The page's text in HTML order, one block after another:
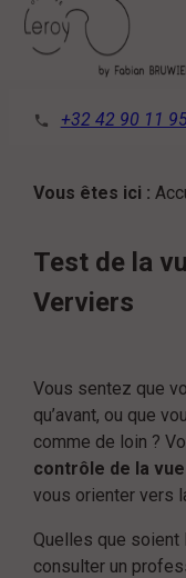
phone +32 42 90 11
Vous êtes ici :
Test de la
Verviers
Vous sentez que
qu’avant, ou que
comme de loin ?
contrôle de la vue
vous orienter vers
Quelles que soient
consulter un
Panneau de gestion